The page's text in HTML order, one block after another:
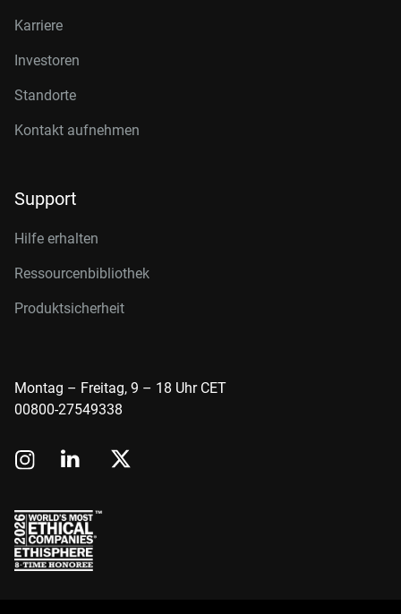
Karriere
Investoren
Standorte
Kontakt aufnehmen
Support
Hilfe erhalten
Ressourcenbibliothek
Produktsicherheit
Montag – Freitag, 9 – 18 Uhr CET
00800-27549338